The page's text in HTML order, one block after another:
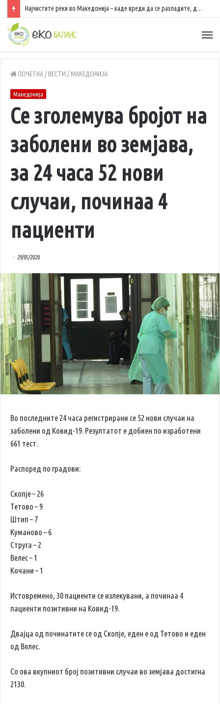
Најчистите реки во Македонија – каде вреди да се разладите, да уживате во природа и да рибарите
ПОЧЕТНА/ ВЕСТИ / МАКЕДОНИЈА
Македонија
Се зголемува бројот на
заболени во земјава,
за 24 часа 52 нови
случаи, починаа 4
пациенти
29/05/2020
Во последните 24 часа регистрирани се 52 нови случаи на
заболени од Ковид-19. Резултатот е добиен по изработени
661 тест.
Распоред по градови:
Скопје – 26
Тетово – 9
Штип – 7
Куманово – 6
Струга – 2
Велес – 1
Кочани – 1
Истовремено, 30 пациенти се излекувани, а починаа 4
пациенти позитивни на Ковид-19.
Двајца од починатите се од Скопје, еден е од Тетово и еден
од Велес.
Со ова вкупниот број позитивни случаи во земјава достигна
2130.